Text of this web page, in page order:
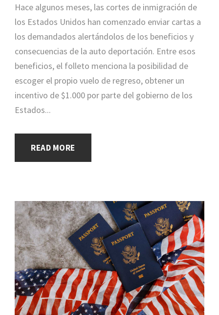
Hace algunos meses, las cortes de inmigración de
los Estados Unidos han comenzado enviar cartas a
los demandados alertándolos de los beneficios y
consecuencias de la auto deportación. Entre esos
beneficios, el folleto menciona la posibilidad de
escoger el propio vuelo de regreso, obtener un
incentivo de $1.000 por parte del gobierno de los
Estados...
READ MORE